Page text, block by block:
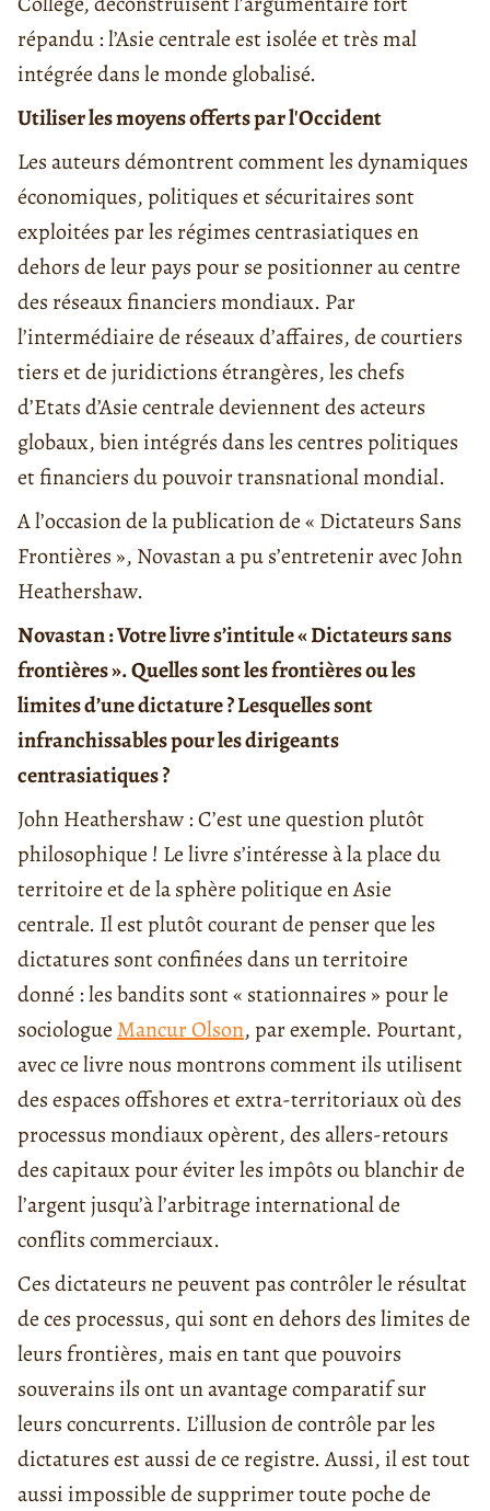
répandu : l’Asie centrale est isolée et très mal
intégrée dans le monde globalisé.
Utiliser les moyens offerts par l'Occident
Les auteurs démontrent comment les dynamiques
économiques, politiques et sécuritaires sont
exploitées par les régimes centrasiatiques en
dehors de leur pays pour se positionner au centre
des réseaux financiers mondiaux. Par
l’intermédiaire de réseaux d’affaires, de courtiers
tiers et de juridictions étrangères, les chefs
d’Etats d’Asie centrale deviennent des acteurs
globaux, bien intégrés dans les centres politiques
et financiers du pouvoir transnational mondial.
A l’occasion de la publication de « Dictateurs Sans
Frontières », Novastan a pu s’entretenir avec John
Heathershaw.
Novastan : Votre livre s’intitule « Dictateurs sans
frontières ». Quelles sont les frontières ou les
limites d’une dictature ? Lesquelles sont
infranchissables pour les dirigeants
centrasiatiques ?
John Heathershaw : C’est une question plutôt
philosophique ! Le livre s’intéresse à la place du
territoire et de la sphère politique en Asie
centrale. Il est plutôt courant de penser que les
dictatures sont confinées dans un territoire
donné : les bandits sont « stationnaires » pour le
sociologue Mancur Olson, par exemple. Pourtant,
avec ce livre nous montrons comment ils utilisent
des espaces offshores et extra-territoriaux où des
processus mondiaux opèrent, des allers-retours
des capitaux pour éviter les impôts ou blanchir de
l’argent jusqu’à l’arbitrage international de
conflits commerciaux.
Ces dictateurs ne peuvent pas contrôler le résultat
de ces processus, qui sont en dehors des limites de
leurs frontières, mais en tant que pouvoirs
souverains ils ont un avantage comparatif sur
leurs concurrents. L’illusion de contrôle par les
dictatures est aussi de ce registre. Aussi, il est tout
aussi impossible de supprimer toute poche de